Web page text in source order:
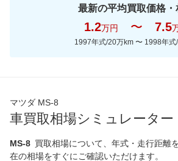
最新の平均買取価格・
1.2万円 〜 7.5
1997年式/20万km 〜 1998年式
マツダ MS-8
車買取相場シミュレーター
MS-8 買取相場について、年式・走行距離
在の相場をすぐにご確認いただけます。